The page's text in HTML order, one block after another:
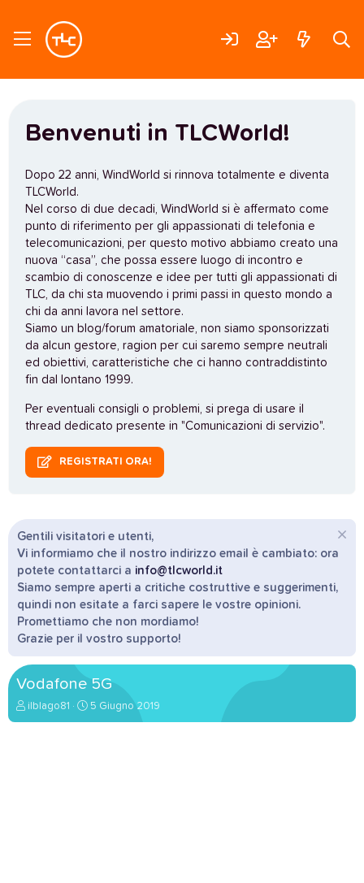
Benvenuti in TLCWorld!
Dopo 22 anni, WindWorld si rinnova totalmente e diventa
TLCWorld.
Nel corso di due decadi, WindWorld si è affermato come
punto di riferimento per gli appassionati di telefonia e
telecomunicazioni, per questo motivo abbiamo creato una
nuova “casa”, che possa essere luogo di incontro e
scambio di conoscenze e idee per tutti gli appassionati di
TLC, da chi sta muovendo i primi passi in questo mondo a
chi da anni lavora nel settore.
Siamo un blog/forum amatoriale, non siamo sponsorizzati
da alcun gestore, ragion per cui saremo sempre neutrali
ed obiettivi, caratteristiche che ci hanno contraddistinto
fin dal lontano 1999.
Per eventuali consigli o problemi, si prega di usare il
thread dedicato presente in "Comunicazioni di servizio".
REGISTRATI ORA!
Gentili visitatori e utenti,
Vi informiamo che il nostro indirizzo email è cambiato: ora
potete contattarci a info@tlcworld.it
Siamo sempre aperti a critiche costruttive e suggerimenti,
quindi non esitate a farci sapere le vostre opinioni.
Promettiamo che non mordiamo!
Grazie per il vostro supporto!
Vodafone 5G
A
u
ilblago81
D
a
5 Giugno 2019